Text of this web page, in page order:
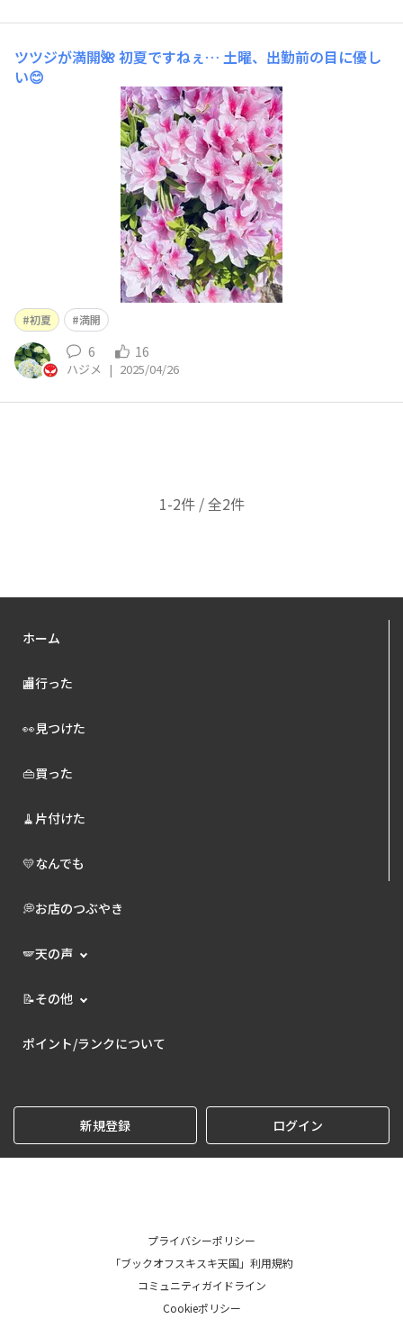
ツツジが満開🌺初夏ですねぇ… 土曜、出勤前の目に優し
い😊
初夏 満開
6 16
ハジメ | 2025/04/26
1-2件 / 全2件
ホーム
🏬行った
👀見つけた
👜買った
🧹片付けた
💛なんでも
💭お店のつぶやき
🪽天の声
📝その他
ポイント/ランクについて
新規登録 ログイン
プライバシーポリシー
「ブックオフスキスキ天国」利用規約
コミュニティガイドライン
Cookieポリシー